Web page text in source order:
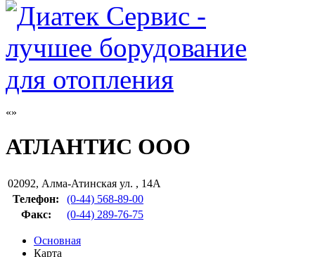
АТЛАНТИС ООО
02092, Алма-Атинская ул. , 14А
Телефон:
(0-44) 568-89-00
Факс: (0-44) 289-76-75
Основная
Карта